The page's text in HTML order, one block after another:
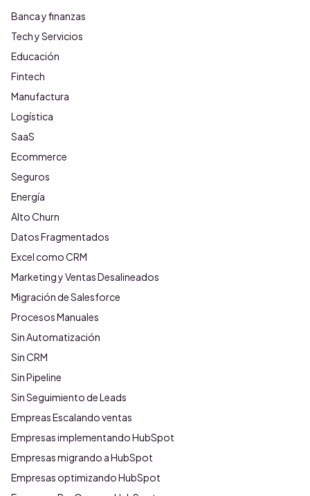
Banca y finanzas
Tech y Servicios
Educación
Fintech
Manufactura
Logística
SaaS
Ecommerce
Seguros
Energía
Alto Churn
Datos Fragmentados
Excel como CRM
Marketing y Ventas Desalineados
Migración de Salesforce
Procesos Manuales
Sin Automatización
Sin CRM
Sin Pipeline
Sin Seguimiento de Leads
Empreas Escalando ventas
Empresas implementando HubSpot
Empresas migrando a HubSpot
Empresas optimizando HubSpot